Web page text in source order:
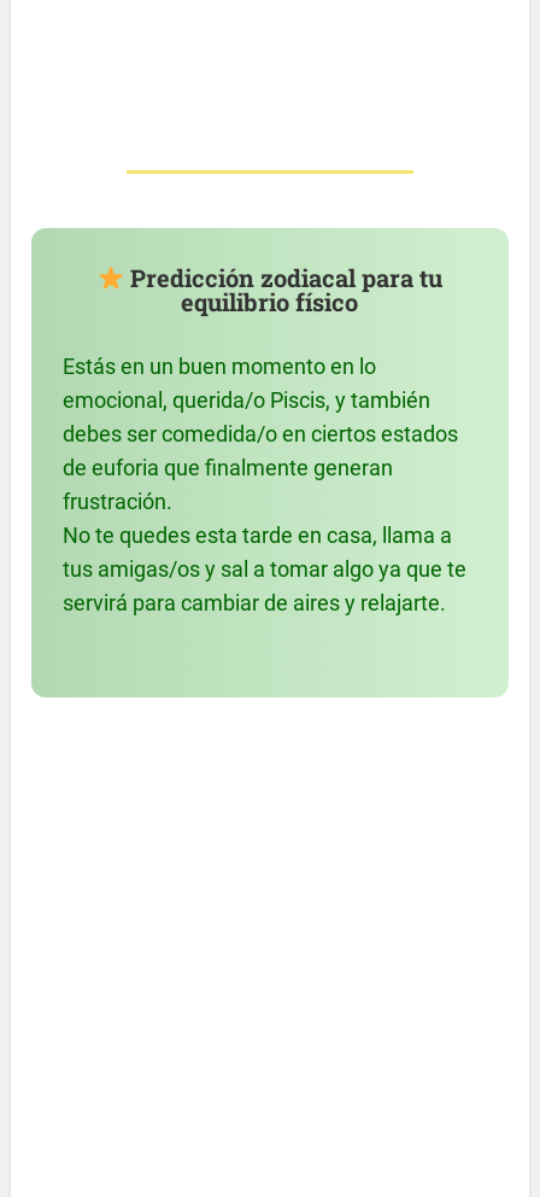
Predicción zodiacal para tu
equilibrio físico
Estás en un buen momento en lo
emocional, querida/o Piscis, y también
debes ser comedida/o en ciertos estados
de euforia que finalmente generan
frustración.
No te quedes esta tarde en casa, llama a
tus amigas/os y sal a tomar algo ya que te
servirá para cambiar de aires y relajarte.